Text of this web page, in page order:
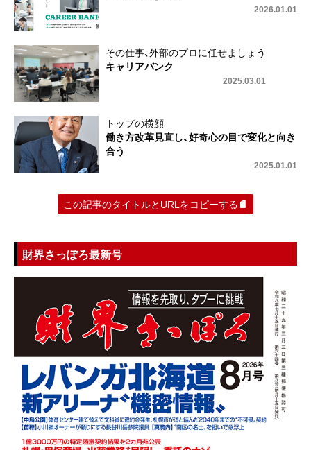
2026.01.01
その仕事、外部のプロに任せましょう
キャリアバンク
2025.03.01
トップの横顔
働き方改革見直し、好奇心の目で変化と向き
合う
2025.01.01
この記事のタイトルとURLをコピーする
財界さっぽろ最新号